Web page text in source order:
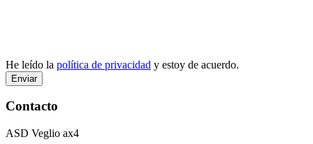
He leído la política de privacidad y estoy de acuerdo.
Enviar
Contacto
ASD Veglio ax4